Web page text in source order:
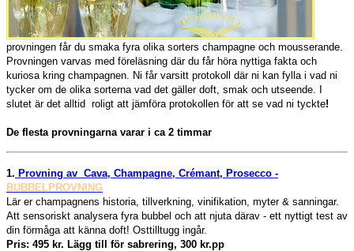
provningen får du smaka fyra olika sorters champagne och mousserande.
Provningen varvas med föreläsning där du får höra nyttiga fakta och
kuriosa kring champagnen. Ni får varsitt protokoll där ni kan fylla i vad ni
tycker om de olika sorterna vad det gäller doft, smak och utseende. I
slutet är det alltid roligt att jämföra protokollen för att se vad ni tyckte!
De flesta provningarna varar i ca 2 timmar
1. Provning av Cava, Champagne, Crémant, Prosecco -
BUBBELPROVNING
Lär er champagnens historia, tillverkning, vinifikation, myter & sanningar.
Att sensoriskt analysera fyra bubbel och att njuta därav - ett nyttigt test av
din förmåga att känna doft! Osttilltugg ingår.
Pris: 495 kr. Lägg till för sabrering, 300 kr.pp